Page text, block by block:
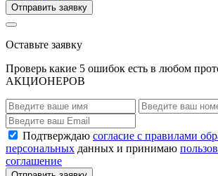
Отправить заявку
Оставьте заявку
Проверь какие 5 ошибок есть в любом
АКЦИОНЕРОВ
Подтверждаю согласие с правилами
персональных данных и принимаю
соглашение